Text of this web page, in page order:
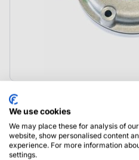
4203850 Dana Spicer
We use cookies
We may place these for analysis of
website, show personalised content
experience. For more information
settings.